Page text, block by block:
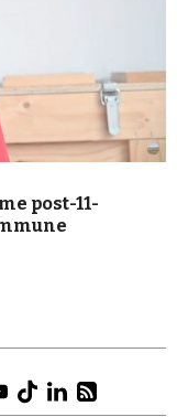
post-11-